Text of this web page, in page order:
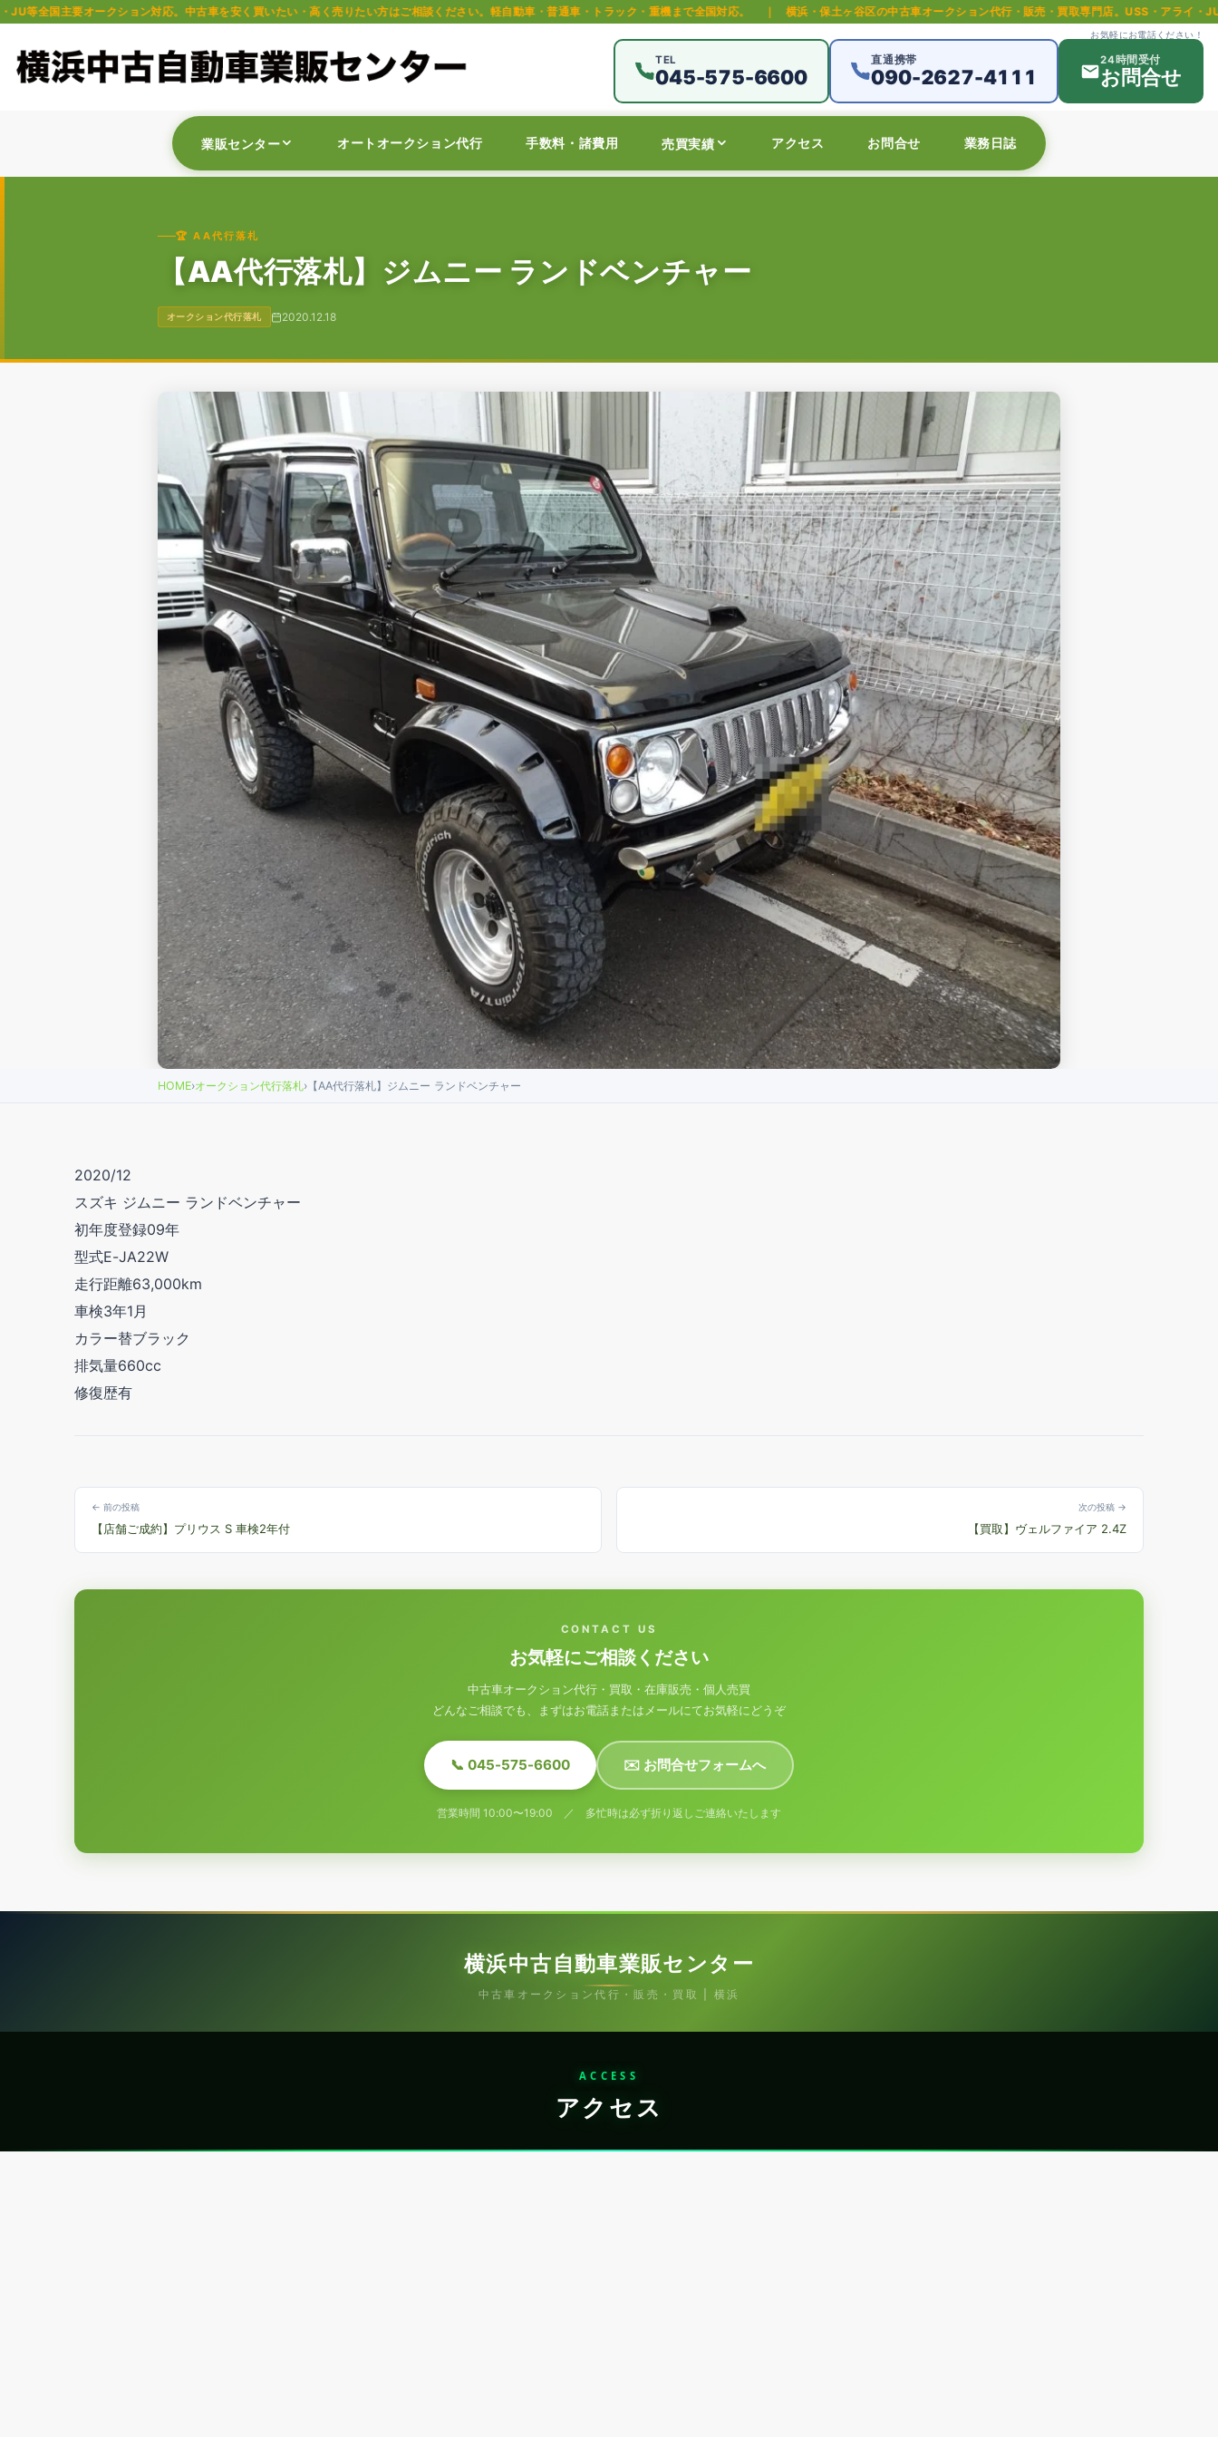
ン対応。中古車を安く買いたい・高く売りたい方はご相談ください。軽自動車・普通車・トラック・重機まで全国対応。｜横浜・保土ヶ谷区の中古車オークション代行・販売・買取専門店。USS・アライ・JU等全国主要オーク
お気軽にお電話ください！
TEL
045-575-6600
直通携帯
090-2627-4111
24時間受付
お問合せ
業販センター オートオークション代行 手数料・諸費用 売買実績 アクセス お問合せ 業務日誌
🏆 AA代行落札
【AA代行落札】ジムニー ランドベンチャー
オークション代行落札 2020.12.18
HOME›オークション代行落札› 【AA代行落札】ジムニー ランドベンチャー
2020/12
スズキ ジムニー ランドベンチャー
初年度登録09年
型式E-JA22W
走行距離63,000km
車検3年1月
カラー替ブラック
排気量660cc
修復歴有
← 前の投稿
【店舗ご成約】プリウス S 車検2年付
次の投稿 →
【買取】ヴェルファイア 2.4Z
CONTACT US
お気軽にご相談ください
中古車オークション代行・買取・在庫販売・個人売買
どんなご相談でも、まずはお電話またはメールにてお気軽にどうぞ
📞 045-575-6600 ✉️ お問合せフォームへ
営業時間 10:00〜19:00 ／ 多忙時は必ず折り返しご連絡いたします
横浜中古自動車業販センター
中古車オークション代行・販売・買取 | 横浜
ACCESS
アクセス